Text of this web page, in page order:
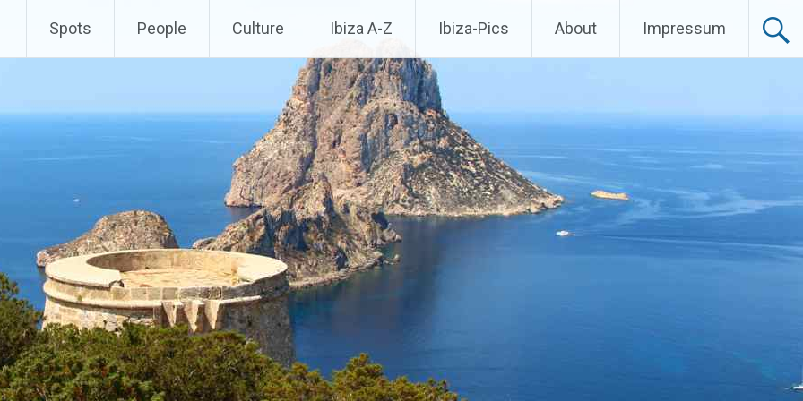
Spots People Culture Ibiza A-Z Ibiza-Pics About Impressum